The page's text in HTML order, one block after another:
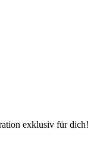
exklusiv für dich!